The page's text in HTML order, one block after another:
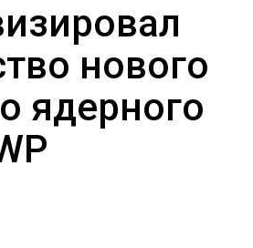
нового
ядерного